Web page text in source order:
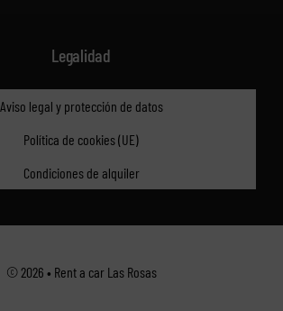
Legalidad
Aviso legal y protección de datos
Política de cookies (UE)
Condiciones de alquiler
© 2026 • Rent a car Las Rosas